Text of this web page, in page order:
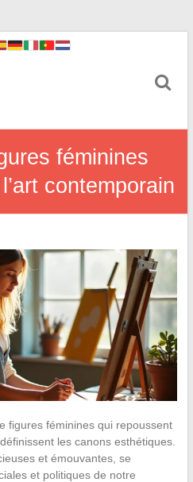
féminines
contemporain
figures féminines qui repoussent
les canons esthétiques.
et émouvantes, se
et politiques de notre